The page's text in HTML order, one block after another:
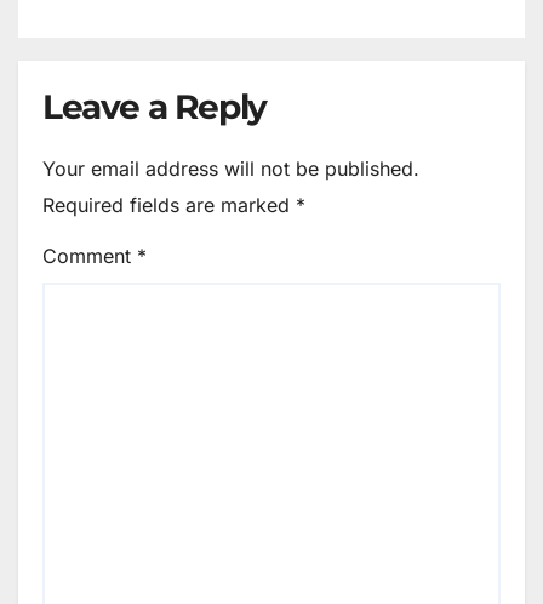
Leave a Reply
Your email address will not be published.
Required fields are marked *
Comment *